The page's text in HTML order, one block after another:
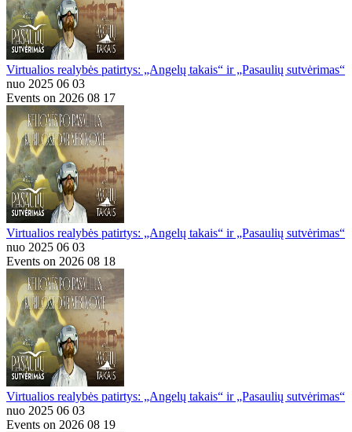
Virtualios realybės patirtys: „Angelų takais“ ir „Pasaulių sutvėrimas“
nuo 2025 06 03
Events on 2026 08 17
Virtualios realybės patirtys: „Angelų takais“ ir „Pasaulių sutvėrimas“
nuo 2025 06 03
Events on 2026 08 18
Virtualios realybės patirtys: „Angelų takais“ ir „Pasaulių sutvėrimas“
nuo 2025 06 03
Events on 2026 08 19